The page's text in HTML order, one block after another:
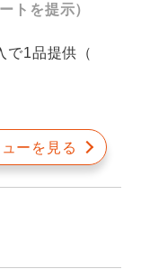
トを提示）
で1品提供（
ーを見る